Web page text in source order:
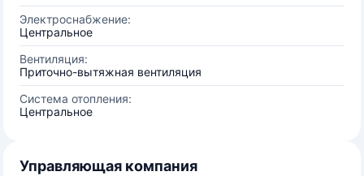
Электроснабжение:
Центральное
Вентиляция:
Приточно-вытяжная вентиляция
Система отопления:
Центральное
Управляющая компания